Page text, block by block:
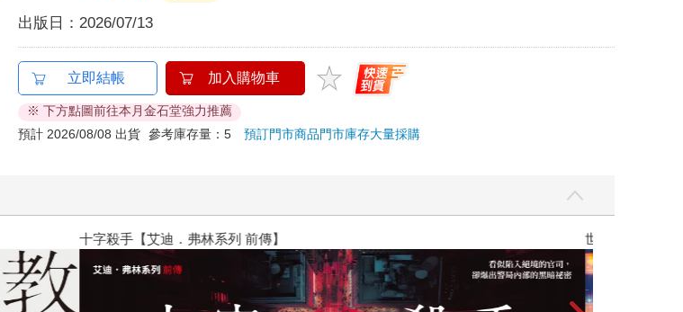
出版日： 2026/07/13
立即結帳 加入購物車
※ 下方點圖前往本月金石堂強力推薦
預計 2026/08/08 出貨 參考庫存量：5預訂門市商品門市庫存大量採購
十字殺手【艾迪．弗林系列 前傳】 世界上最透明